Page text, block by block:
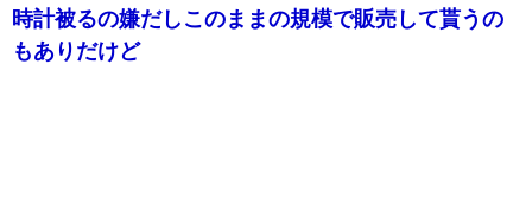
時計被るの嫌だしこのままの規模で販売して貰うの
もありだけど